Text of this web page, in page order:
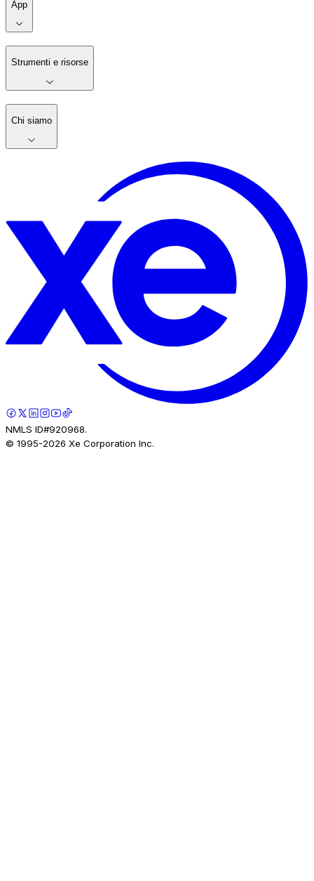
App
Strumenti e risorse
Chi siamo
NMLS ID#920968.
© 1995-2026 Xe Corporation Inc.